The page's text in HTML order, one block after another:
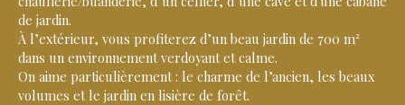
de jardin.
À l’extérieur, vous profiterez d’un beau jardin de 700 m²
dans un environnement verdoyant et calme.
On aime particulièrement : le charme de l’ancien, les beaux
volumes et le jardin en lisière de forêt.